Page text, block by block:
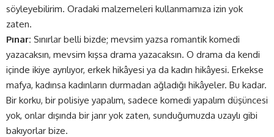
söyleyebilirim. Oradaki malzemeleri kullanmamıza izin yok
zaten.
Pınar: Sınırlar belli bizde; mevsim yazsa romantik komedi
yazacaksın, mevsim kışsa drama yazacaksın. O drama da kendi
içinde ikiye ayrılıyor, erkek hikâyesi ya da kadın hikâyesi. Erkekse
mafya, kadınsa kadınların durmadan ağladığı hikâyeler. Bu kadar.
Bir korku, bir polisiye yapalım, sadece komedi yapalım düşüncesi
yok, onlar dışında bir janr yok zaten, sunduğumuzda uzaylı gibi
bakıyorlar bize.